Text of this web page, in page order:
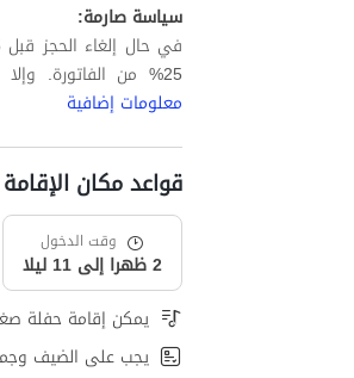
سياسة صارمة:
25% من الفاتورة. وإلا سيتم خصم أجرة الليلة الأولى بالإضافة إلى ما يصل إلى 60% من الليالي المتبقية.
معلومات إضافية
قواعد مكان الإقامة
وقت الدخول
2 ظهرا إلى 11 ليلا
يمكن إقامة حفلة
يجب على الضيف